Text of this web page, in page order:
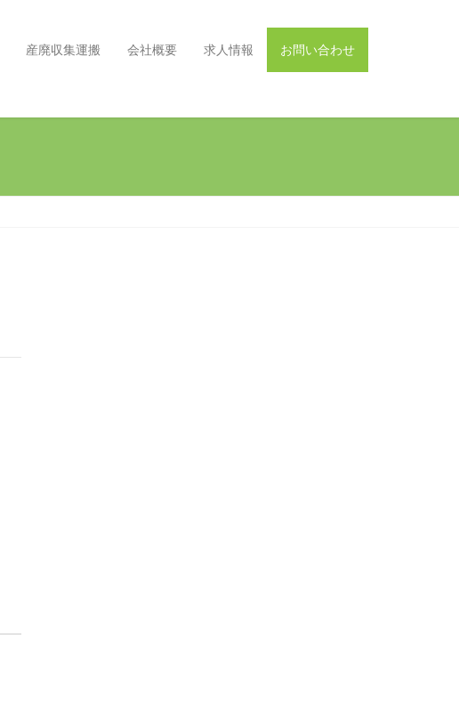
産廃収集運搬 会社概要 求人情報 お問い合わせ